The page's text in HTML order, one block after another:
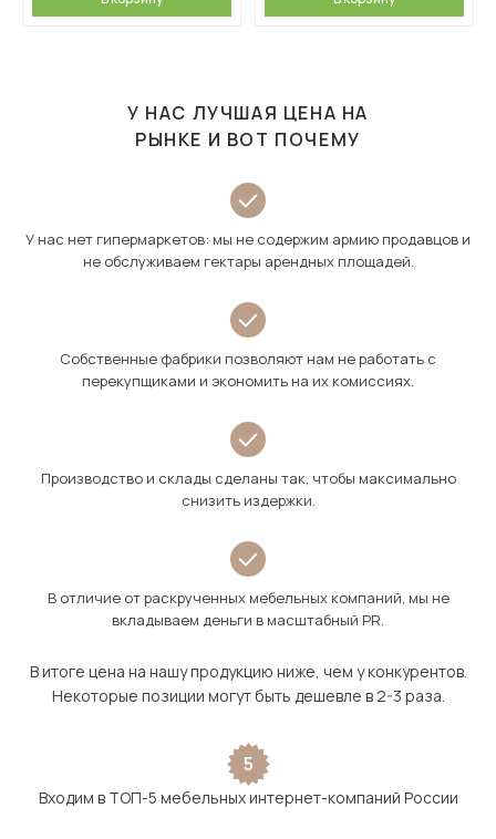
У НАС ЛУЧШАЯ ЦЕНА НА
РЫНКЕ И ВОТ ПОЧЕМУ
У нас нет гипермаркетов: мы не содержим армию продавцов и
не обслуживаем гектары арендных площадей.
Собственные фабрики позволяют нам не работать с
перекупщиками и экономить на их комиссиях.
Производство и склады сделаны так, чтобы максимально
снизить издержки.
В отличие от раскрученных мебельных компаний, мы не
вкладываем деньги в масштабный PR.
В итоге цена на нашу продукцию ниже, чем у конкурентов.
Некоторые позиции могут быть дешевле в 2-3 раза.
5
Входим в ТОП-5 мебельных интернет-компаний России